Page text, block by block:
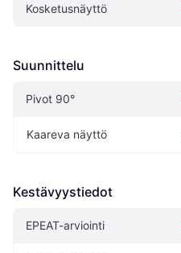
Kosketusnäyttö
Suunnittelu
Pivot‎ 90°‎
Kaareva näyttö
Kestävyystiedot
EPEAT-arviointi